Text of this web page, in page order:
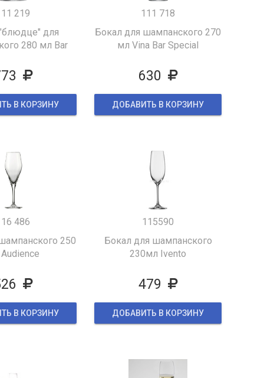
219
для
280 мл Bar
В КОРЗИНУ
111 718
Бокал для шампанского 270
мл Vina Bar Special
630
ДОБАВИТЬ В КОРЗИНУ
486
250
В КОРЗИНУ
115590
Бокал для шампанского
230мл Ivento
479
ДОБАВИТЬ В КОРЗИНУ